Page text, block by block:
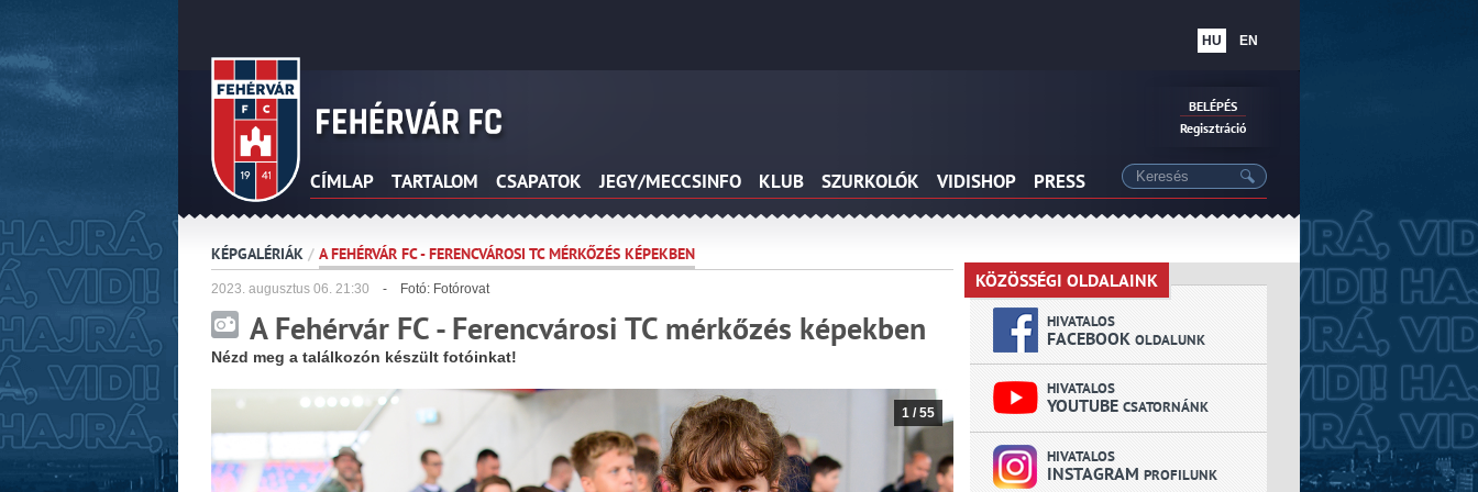
HU EN
CÍMLAP TARTALOM CSAPATOK JEGY/MECCSINFO KLUB SZURKOLÓK VIDISHOP PRESS
BELÉPÉS
Regisztráció
KÉPGALÉRIÁK / A FEHÉRVÁR FC - FERENCVÁROSI TC MÉRKŐZÉS KÉPEKBEN
2023. augusztus 06. 21:30 - Fotó: Fotórovat
A Fehérvár FC - Ferencvárosi TC mérkőzés képekben
Nézd meg a találkozón készült fotóinkat!
1 /55
KÖZÖSSÉGI OLDALAINK
KÖZÖSSÉGI OLDALAINK
HIVATALOS
FACEBOOK OLDALUNK
HIVATALOS
YOUTUBE CSATORNÁNK
HIVATALOS
INSTAGRAM PROFILUNK